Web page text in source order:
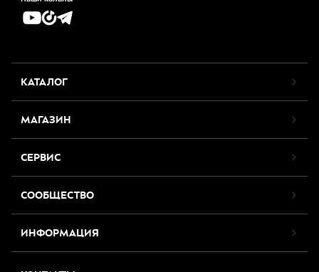
КАТАЛОГ
МАГАЗИН
СЕРВИС
СООБЩЕСТВО
ИНФОРМАЦИЯ